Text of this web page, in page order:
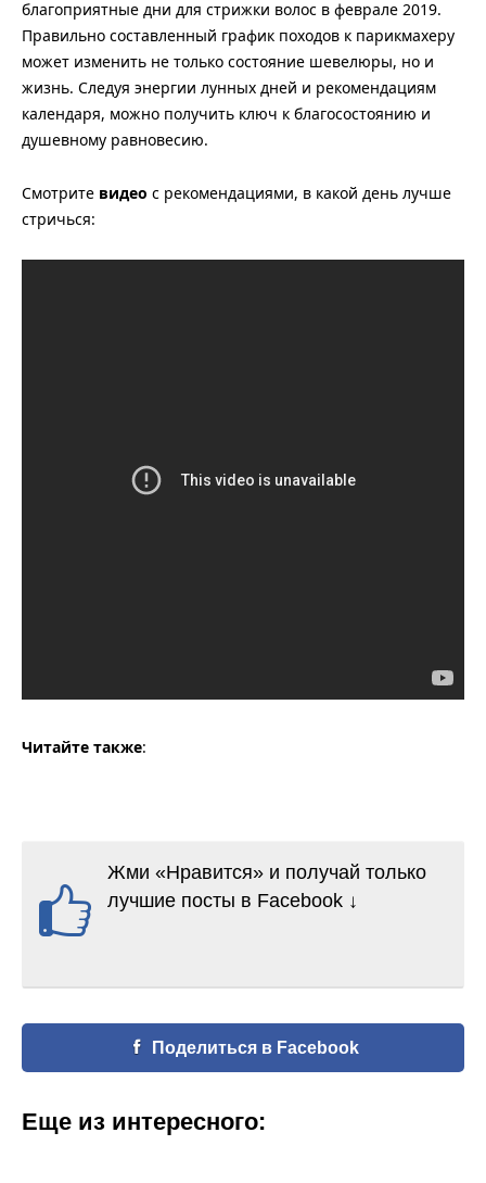
благоприятные дни для стрижки волос в феврале 2019.
Правильно составленный график походов к парикмахеру
может изменить не только состояние шевелюры, но и
жизнь. Следуя энергии лунных дней и рекомендациям
календаря, можно получить ключ к благосостоянию и
душевному равновесию.
Смотрите видео с рекомендациями, в какой день лучше
стричься:
Читайте также:
Жми «Нравится» и получай только
лучшие посты в Facebook ↓
Поделиться в Facebook
Еще из интересного: